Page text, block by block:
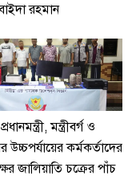
রহমান
মন্ত্রীবর্গ ও
উচ্চপর্যায়ের কর্মকর্তাদের
জালিয়াতি চক্রের পাঁচ